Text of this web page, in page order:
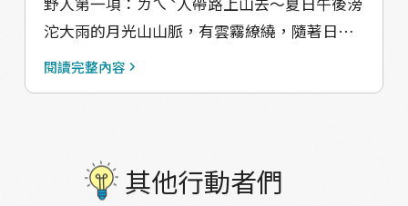
再梳理它們，細心編職成束束「蓮結」，希望
參加野菜節的大家，也能一起思考在產業背後
沱大雨的月光山山脈，有雲霧繚繞，隨著日頭
漸漸落山，山林也似乎逐漸沉睡起來。 但是，
光線發光的飛鼠，蟄伏在溪澗的澤蛙，形影不
離的辣人狗（lad nginˇ gieuˋ，咬人狗）與假
閱讀完整內容
其他行動者們